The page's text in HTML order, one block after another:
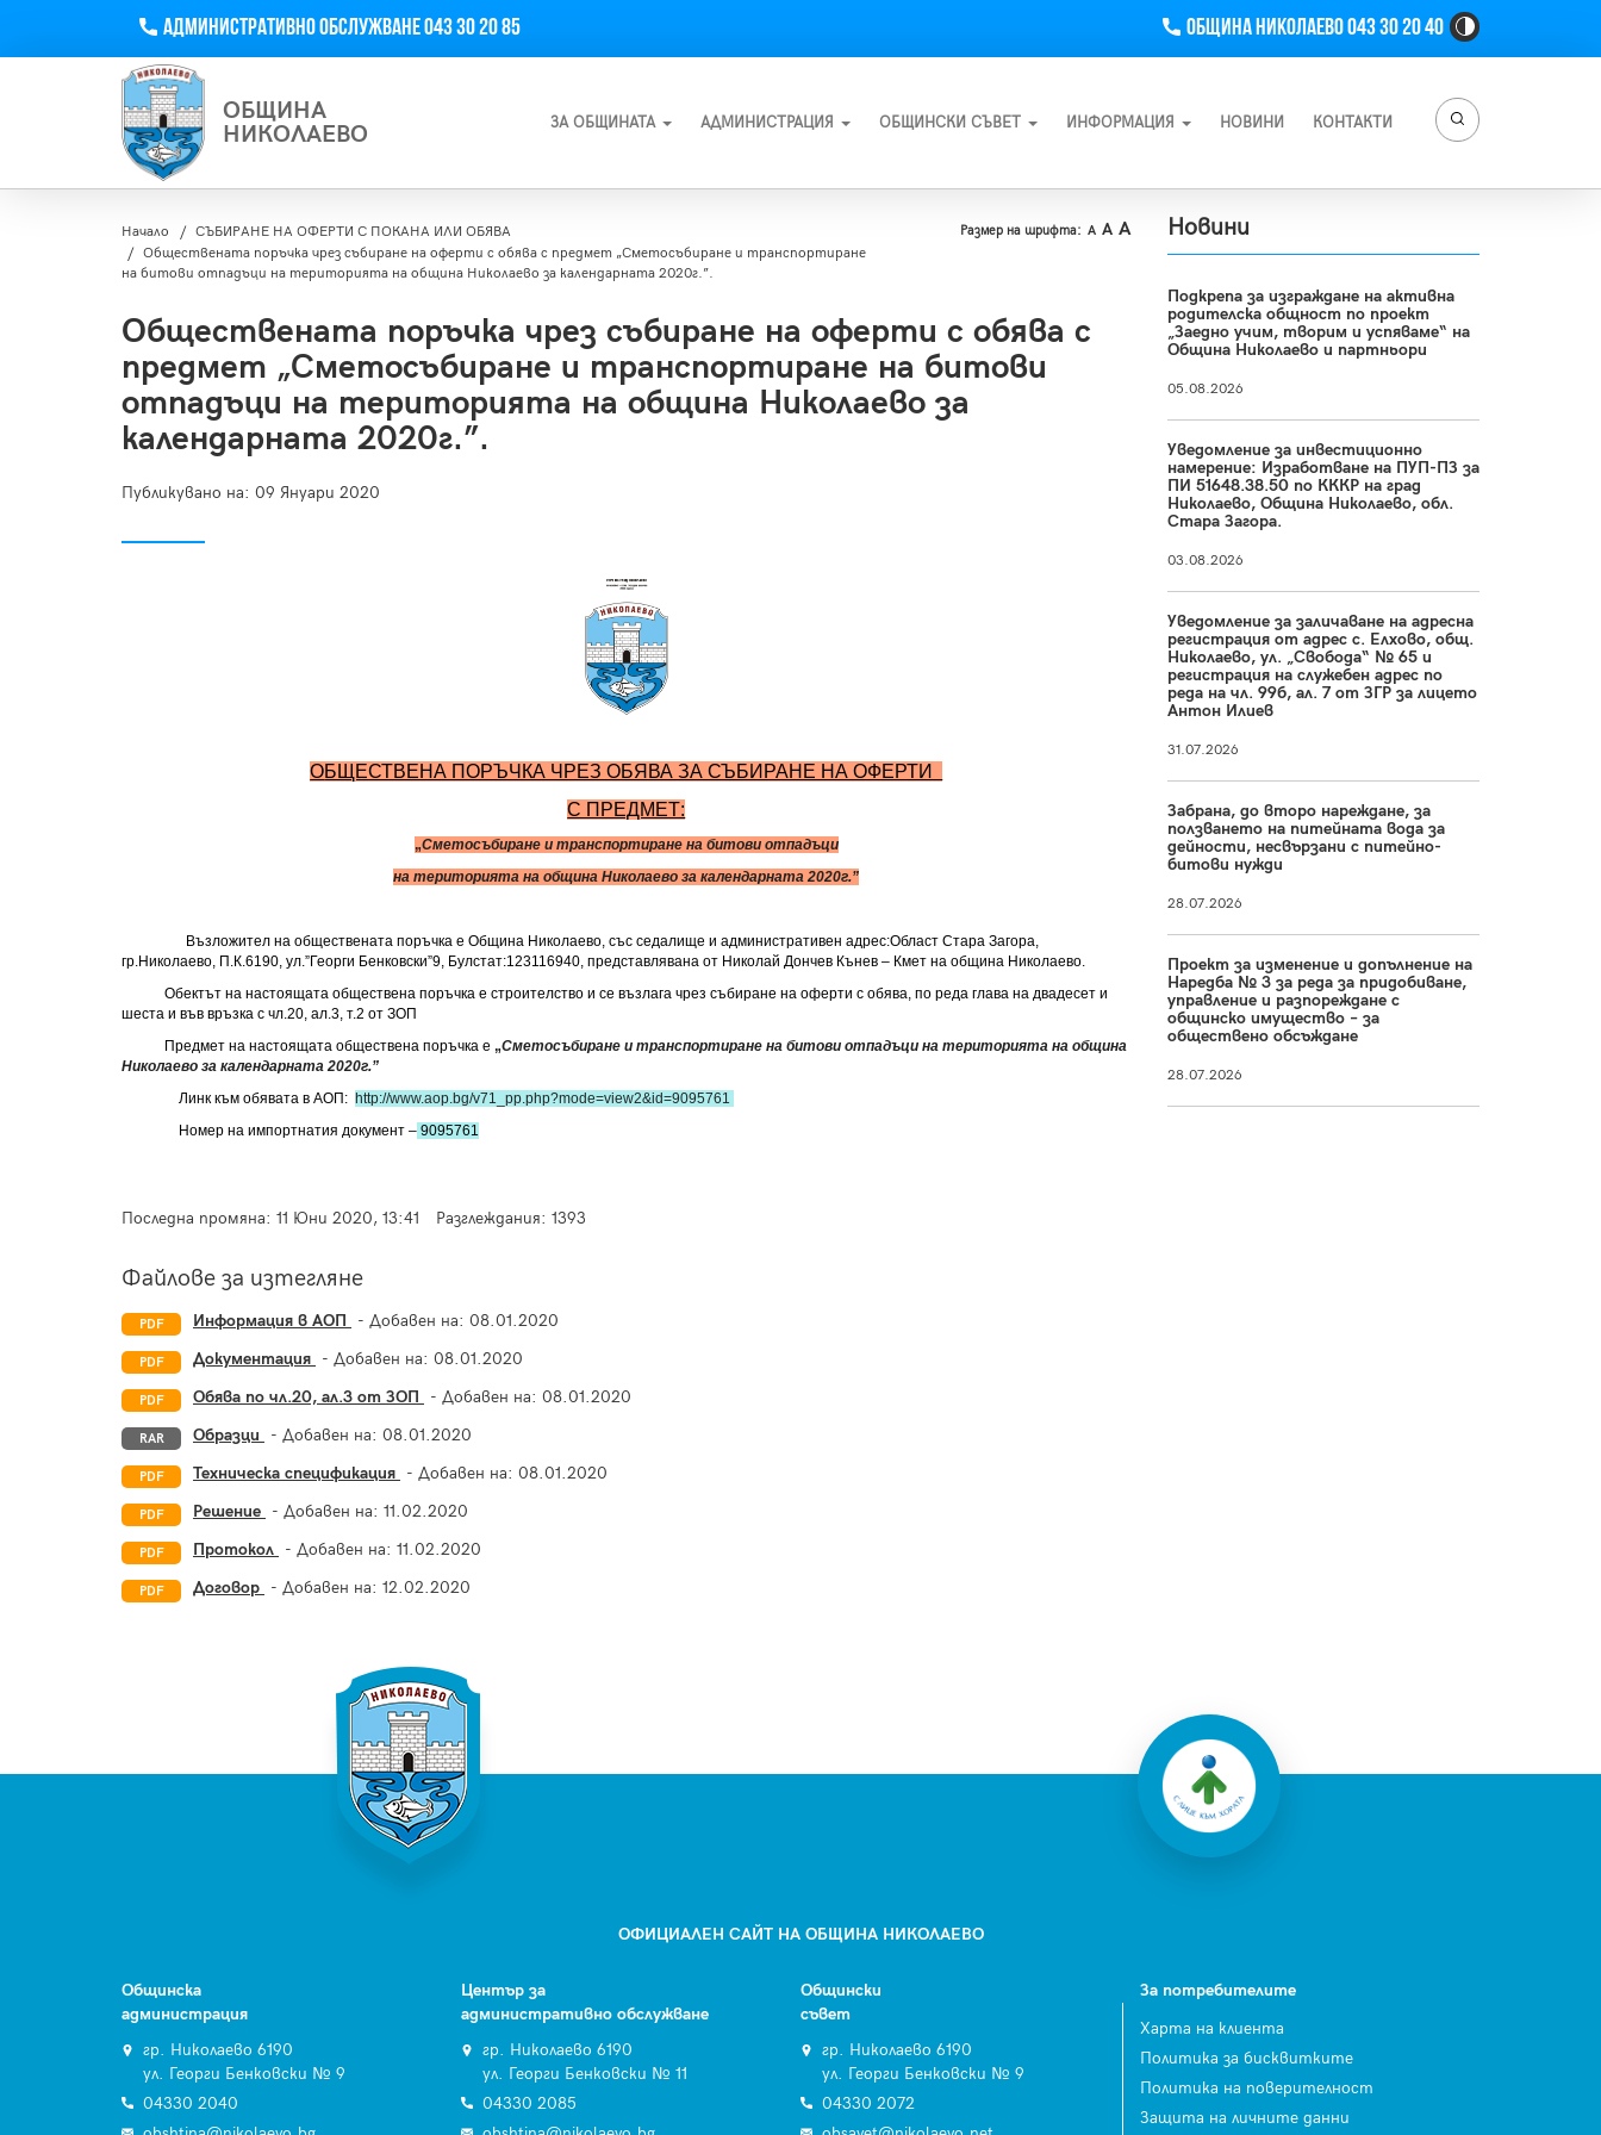
Телефон
Административно обслужване 043 30 20 85 Телефон
Община Николаево 043 30 20 40
High
Contrast
Button
ОБЩИНА
НИКОЛАЕВО
ЗА ОБЩИНАТА АДМИНИСТРАЦИЯ ОБЩИНСКИ СЪВЕТ ИНФОРМАЦИЯ НОВИНИ КОНТАКТИ
Начало
СЪБИРАНЕ НА ОФЕРТИ С ПОКАНА ИЛИ ОБЯВA
Обществената поръчка чрез събиране на оферти с обява с предмет „Сметосъбиране и транспортиране
на битови отпадъци на територията на община Николаево за календарната 2020г.”.
Размер на шрифта: A A A
Обществената поръчка чрез събиране на оферти с обява с
предмет „Сметосъбиране и транспортиране на битови
отпадъци на територията на община Николаево за
календарната 2020г.”.
Публикувано на: 09 Януари 2020
ОБЩЕСТВЕНА ПОРЪЧКА ЧРЕЗ ОБЯВА ЗА СЪБИРАНЕ НА ОФЕРТИ
С ПРЕДМЕТ:
„Сметосъбиране и транспортиране на битови отпадъци
на територията на община Николаево за календарната 2020г.”
Възложител на обществената поръчка е Община Николаево, със седалище и административен адрес:Област Стара Загора,
гр.Николаево, П.К.6190, ул.”Георги Бенковски”9, Булстат:123116940, представлявана от Николай Дончев Кънев – Кмет на община Николаево.
Обектът на настоящата обществена поръчка е строителство и се възлага чрез събиране на оферти с обява, по реда глава на двадесет и
шеста и във връзка с чл.20, ал.3, т.2 от ЗОП
Предмет на настоящата обществена поръчка е „Сметосъбиране и транспортиране на битови отпадъци на територията на община
Николаево за календарната 2020г.”
Линк към обявата в АОП: http://www.aop.bg/v71_pp.php?mode=view2&id=9095761
Номер на импортнатия документ – 9095761
Последна промяна: 11 Юни 2020, 13:41 Разглеждания: 1393
Файлове за изтегляне
PDF Информация в АОП - Добавен на: 08.01.2020
PDF Документация - Добавен на: 08.01.2020
PDF Обява по чл.20, ал.3 от ЗОП - Добавен на: 08.01.2020
RAR Образци - Добавен на: 08.01.2020
PDF Техническа спецификация - Добавен на: 08.01.2020
PDF Решение - Добавен на: 11.02.2020
PDF Протокол - Добавен на: 11.02.2020
PDF Договор - Добавен на: 12.02.2020
Новини
Подкрепа за изграждане на активна
родителска общност по проект
„Заедно учим, творим и успяваме“ на
Община Николаево и партньори
05.08.2026
Уведомление за инвестиционно
намерение: Изработване на ПУП-ПЗ за
ПИ 51648.38.50 по КККР на град
Николаево, Община Николаево, обл.
Стара Загора.
03.08.2026
Уведомление за заличаване на адресна
регистрация от адрес с. Елхово, общ.
Николаево, ул. „Свобода“ № 65 и
регистрация на служебен адрес по
реда на чл. 99б, ал. 7 от ЗГР за лицето
Антон Илиев
31.07.2026
Забрана, до второ нареждане, за
ползването на питейната вода за
дейности, несвързани с питейно-
битови нужди
28.07.2026
Проект за изменение и допълнение на
Наредба № 3 за реда за придобиване,
управление и разпореждане с
общинско имущество – за
обществено обсъждане
28.07.2026
ОФИЦИАЛЕН САЙТ НА ОБЩИНА НИКОЛАЕВО
Общинска
администрация
гр. Николаево 6190
ул. Георги Бенковски № 9
04330 2040
Център за
административно обслужване
гр. Николаево 6190
ул. Георги Бенковски № 11
04330 2085
Общински
съвет
гр. Николаево 6190
ул. Георги Бенковски № 9
04330 2072
За потребителите
Харта на клиента
Политика за бисквитките
Политика на поверителност
Защита на личните данни